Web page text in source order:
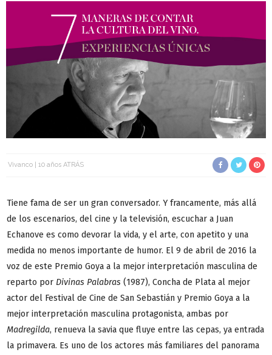
Vivanco 10 años ATRÁS
Tiene fama de ser un gran conversador. Y francamente, más allá
de los escenarios, del cine y la televisión, escuchar a Juan
Echanove es como devorar la vida, y el arte, con apetito y una
medida no menos importante de humor. El 9 de abril de 2016 la
voz de este Premio Goya a la mejor interpretación masculina de
reparto por Divinas Palabras (1987), Concha de Plata al mejor
actor del Festival de Cine de San Sebastián y Premio Goya a la
mejor interpretación masculina protagonista, ambas por
Madregilda, renueva la savia que fluye entre las cepas, ya entrada
la primavera. Es uno de los actores más familiares del panorama